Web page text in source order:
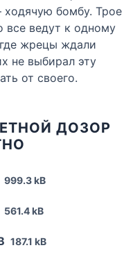
бомбу. Трое
все ведут к одному
жрецы ждали
не выбирал эту
от своего.
ДОЗОР
999.3 kB
561.4 kB
187.1 kB